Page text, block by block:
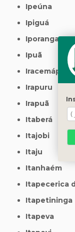
Ipeúna
Ipiguá
Iporanga
Ipuã
Iracemápolis
Irapuru
Irapuã
Itaberá
Itajobi
Itaju
Itanhaém
Itapecerica
Itapetininga
Itapeva